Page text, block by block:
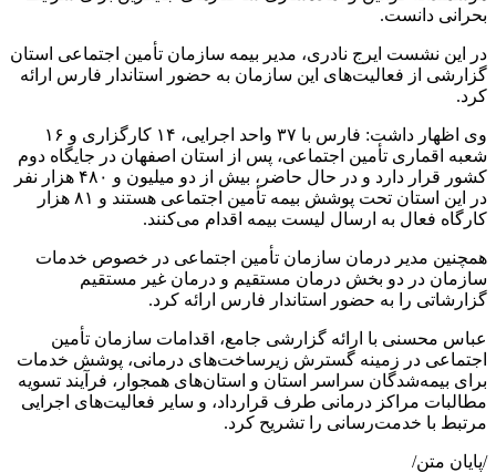
بحرانی دانست.
در این نشست ایرج نادری، مدیر بیمه سازمان تأمین اجتماعی استان
گزارشی از فعالیت‌های این سازمان به حضور استاندار فارس ارائه
کرد.
وی اظهار داشت: فارس با ۳۷ واحد اجرایی، ۱۴ کارگزاری و ۱۶
شعبه اقماری تأمین اجتماعی، پس از استان اصفهان در جایگاه دوم
کشور قرار دارد و در حال حاضر، بیش از دو میلیون و ۴۸۰ هزار نفر
در این استان تحت پوشش بیمه تأمین اجتماعی هستند و ۸۱ هزار
کارگاه فعال به ارسال لیست بیمه اقدام می‌کنند.
همچنین مدیر درمان سازمان تأمین اجتماعی در خصوص خدمات
سازمان در دو بخش درمان مستقیم و درمان غیر مستقیم
گزارشاتی را به حضور استاندار فارس ارائه کرد.
عباس محسنی با ارائه گزارشی جامع، اقدامات سازمان تأمین
اجتماعی در زمینه گسترش زیرساخت‌های درمانی، پوشش خدمات
برای بیمه‌شدگان سراسر استان و استان‌های همجوار، فرآیند تسویه
مطالبات مراکز درمانی طرف قرارداد، و سایر فعالیت‌های اجرایی
مرتبط با خدمت‌رسانی را تشریح کرد.
/پایان متن/